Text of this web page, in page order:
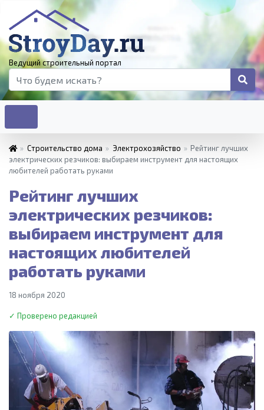
Ведущий строительный портал
» Строительство дома » Электрохозяйство » Рейтинг лучших
электрических резчиков: выбираем инструмент для настоящих
любителей работать руками
Рейтинг лучших
электрических резчиков:
выбираем инструмент для
настоящих любителей
работать руками
18 ноября 2020
✓ Проверено редакцией